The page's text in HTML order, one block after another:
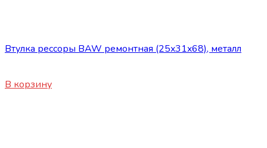
Втулка рессоры BAW ремонтная (25x31x68), металл
В корзину